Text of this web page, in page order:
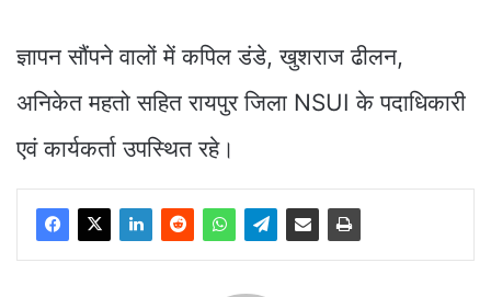
ज्ञापन सौंपने वालों में कपिल डंडे, खुशराज ढीलन,
अनिकेत महतो सहित रायपुर जिला NSUI के पदाधिकारी
एवं कार्यकर्ता उपस्थित रहे।